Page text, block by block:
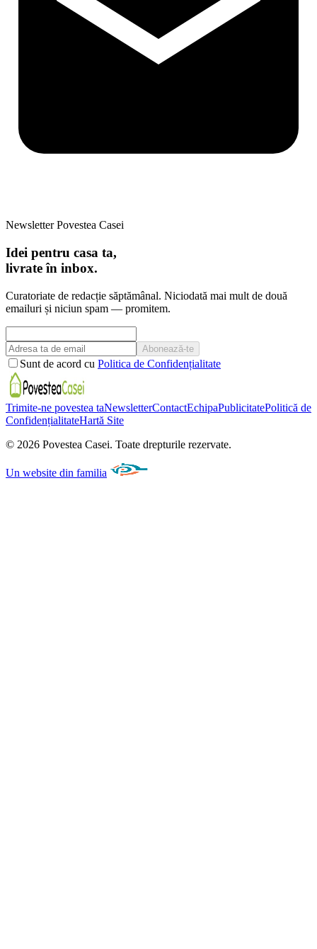
Newsletter Povestea Casei
Idei pentru casa ta,
livrate în inbox.
Curatoriate de redacție săptămânal. Niciodată mai mult de două
emailuri și niciun spam — promitem.
Abonează-te
Sunt de acord cu Politica de Confidențialitate
Trimite-ne povestea taNewsletterContactEchipaPublicitatePolitică de
ConfidențialitateHartă Site
© 2026 Povestea Casei. Toate drepturile rezervate.
Un website din familia